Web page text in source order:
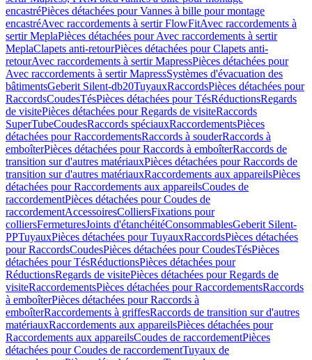
encastréPièces détachées pour Vannes à bille pour montage
encastréAvec raccordements à sertir FlowFitAvec raccordements à
sertir MeplaPièces détachées pour Avec raccordements à sertir
MeplaClapets anti-retourPièces détachées pour Clapets anti-
retourAvec raccordements à sertir MapressPièces détachées pour
Avec raccordements à sertir MapressSystèmes d'évacuation des
bâtimentsGeberit Silent-db20TuyauxRaccordsPièces détachées pour
RaccordsCoudesTésPièces détachées pour TésRéductionsRegards
de visitePièces détachées pour Regards de visiteRaccords
SuperTubeCoudesRaccords spéciauxRaccordementsPièces
détachées pour RaccordementsRaccords à souderRaccords à
emboîterPièces détachées pour Raccords à emboîterRaccords de
transition sur d'autres matériauxPièces détachées pour Raccords de
transition sur d'autres matériauxRaccordements aux appareilsPièces
détachées pour Raccordements aux appareilsCoudes de
raccordementPièces détachées pour Coudes de
raccordementAccessoiresColliersFixations pour
colliersFermeturesJoints d'étanchéitéConsommablesGeberit Silent-
PPTuyauxPièces détachées pour TuyauxRaccordsPièces détachées
pour RaccordsCoudesPièces détachées pour CoudesTésPièces
détachées pour TésRéductionsPièces détachées pour
RéductionsRegards de visitePièces détachées pour Regards de
visiteRaccordementsPièces détachées pour RaccordementsRaccords
à emboîterPièces détachées pour Raccords à
emboîterRaccordements à griffesRaccords de transition sur d'autres
matériauxRaccordements aux appareilsPièces détachées pour
Raccordements aux appareilsCoudes de raccordementPièces
détachées pour Coudes de raccordementTuyaux de